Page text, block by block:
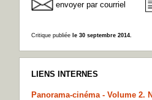
envoyer par courriel
Critique publiée le 30 septembre 2014.
LIENS INTERNES
Panorama-cinéma - Volume 2.